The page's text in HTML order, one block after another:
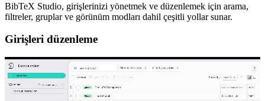
BibTeX Studio, girişlerinizi yönetmek ve düzenlemek için arama,
filtreler, gruplar ve görünüm modları dahil çeşitli yollar sunar.
Girişleri düzenleme